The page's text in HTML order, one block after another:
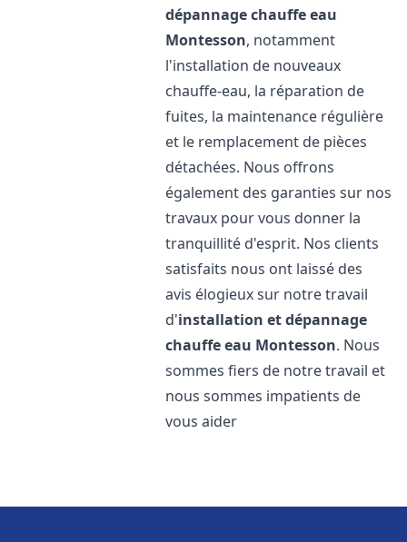
dépannage chauffe eau
Montesson, notamment
l'installation de nouveaux
chauffe-eau, la réparation de
fuites, la maintenance régulière
et le remplacement de pièces
détachées. Nous offrons
également des garanties sur nos
travaux pour vous donner la
tranquillité d'esprit. Nos clients
satisfaits nous ont laissé des
avis élogieux sur notre travail
d'installation et dépannage
chauffe eau Montesson. Nous
sommes fiers de notre travail et
nous sommes impatients de
vous aider